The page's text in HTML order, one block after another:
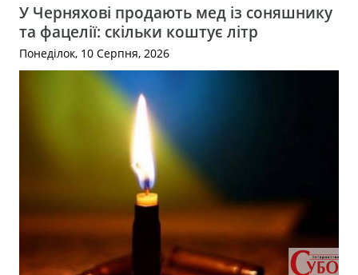
У Черняхові продають мед із соняшнику
та фацелії: скільки коштує літр
Понеділок, 10 Серпня, 2026